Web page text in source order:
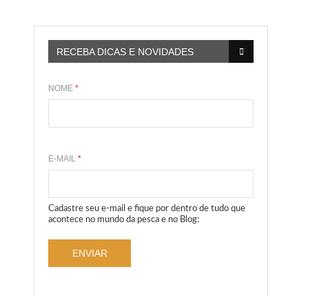
RECEBA DICAS E NOVIDADES
NOME *
E-MAIL *
Cadastre seu e-mail e fique por dentro de tudo que
acontece no mundo da pesca e no Blog:
ENVIAR